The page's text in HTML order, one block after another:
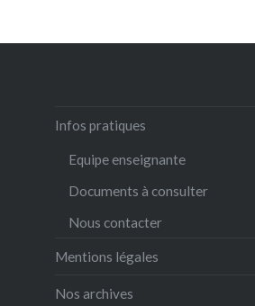
Infos pratiques
Equipe enseignante
Documents à consulter
Nous contacter
Mentions légales
Nos archives